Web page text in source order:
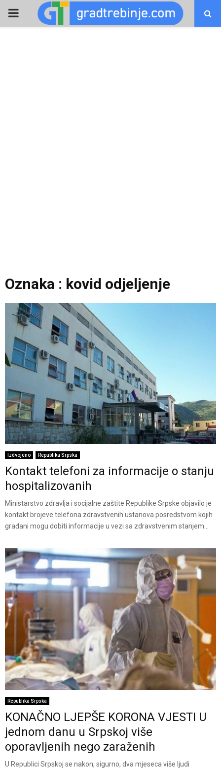
PRIMARY
Oznaka : kovid odjeljenje
Izdvojeno Republika Srpska
Kontakt telefoni za informacije o stanju
hospitalizovanih
Ministarstvo zdravlja i socijalne zaštite Republike Srpske objavilo je
kontakt brojeve telefona zdravstvenih ustanova posredstvom kojih
građani mogu dobiti informacije u vezi sa zdravstvenim stanjem...
Republika Srpska
KONAČNO LJEPŠE KORONA VJESTI U
jednom danu u Srpskoj više
oporavljenih nego zaraženih
U Republici Srpskoj se nakon, sigurno, dva mjeseca više ljudi